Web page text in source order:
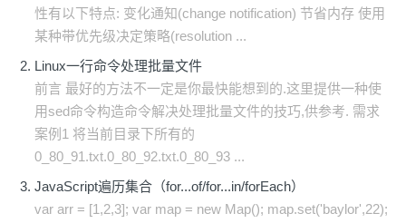
性有以下特点: 变化通知(change notification) 节省内存 使用
某种带优先级决定策略(resolution ...
Linux一行命令处理批量文件
前言 最好的方法不一定是你最快能想到的.这里提供一种使
用sed命令构造命令解决处理批量文件的技巧,供参考. 需求
案例1 将当前目录下所有的
0_80_91.txt.0_80_92.txt.0_80_93 ...
JavaScript遍历集合（for...of/for...in/forEach）
var arr = [1,2,3]; var map = new Map(); map.set('baylor',22);